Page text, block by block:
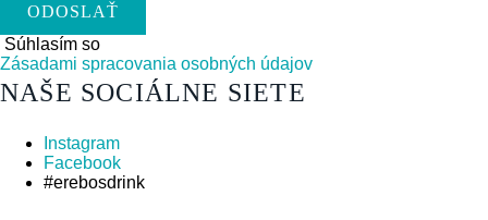
Súhlasím so
Zásadami spracovania osobných údajov
NAŠE SOCIÁLNE SIETE
Instagram
Facebook
#erebosdrink